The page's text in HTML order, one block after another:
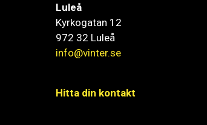
Luleå
Kyrkogatan 12
972 32 Luleå
info@vinter.se
Hitta din kontakt